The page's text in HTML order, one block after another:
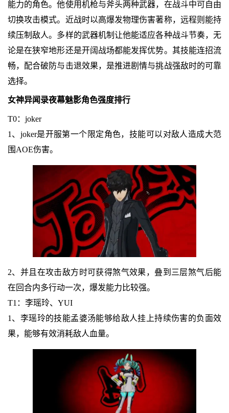
能力的角色。他使用机枪与斧头两种武器，在战斗中可自由
切换攻击模式。近战时以高爆发物理伤害著称，远程则能持
续压制敌人。多样的武器机制让他能适应各种战斗节奏，无
论是在狭窄地形还是开阔战场都能发挥优势。其技能连招流
畅，配合破防与击退效果，是推进剧情与挑战强敌时的可靠
选择。
女神异闻录夜幕魅影角色强度排行
T0：joker
1、joker是开服第一个限定角色，技能可以对敌人造成大范
围AOE伤害。
2、并且在攻击敌方时可获得煞气效果，叠到三层煞气后能
在回合内多行动一次，爆发能力比较强。
T1：李瑶玲、YUI
1、李瑶玲的技能孟婆汤能够给敌人挂上持续伤害的负面效
果，能够有效消耗敌人血量。